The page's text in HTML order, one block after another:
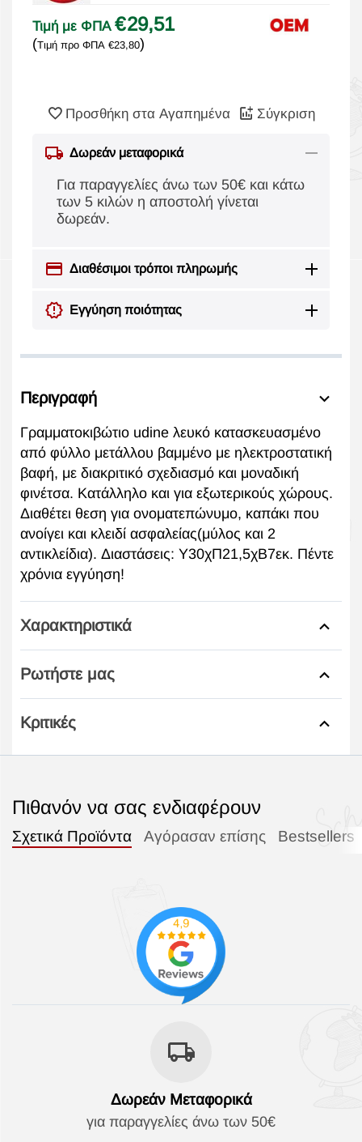
Τιμή με ΦΠΑ €29,51
(Τιμή προ ΦΠΑ €23,80)
Προσθήκη στα Αγαπημένα Σύγκριση
Δωρεάν μεταφορικά
Για παραγγελίες άνω των 50€ και κάτω
των 5 κιλών η αποστολή γίνεται
δωρεάν.
Διαθέσιμοι τρόποι πληρωμής
Εγγύηση ποιότητας
Περιγραφή
Γραμματοκιβώτιο udine λευκό κατασκευασμένο
από φύλλο μετάλλου βαμμένο με ηλεκτροστατική
βαφή, με διακριτικό σχεδιασμό και μοναδική
φινέτσα. Κατάλληλο και για εξωτερικούς χώρους.
Διαθέτει θεση για ονοματεπώνυμο, καπάκι που
ανοίγει και κλειδί ασφαλείας(μύλος και 2
αντικλείδια). Διαστάσεις: Υ30χΠ21,5χΒ7εκ. Πέντε
χρόνια εγγύηση!
Χαρακτηριστικά
Ρωτήστε μας
Κριτικές
Πιθανόν να σας ενδιαφέρουν
Σχετικά Προϊόντα Αγόρασαν επίσης Bestsellers
Δωρεάν Μεταφορικά
για παραγγελίες άνω των 50€